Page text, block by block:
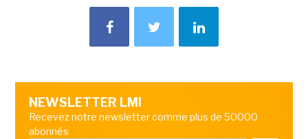
NEWSLETTER LMI
Recevez notre newsletter comme plus de 50000
abonnés